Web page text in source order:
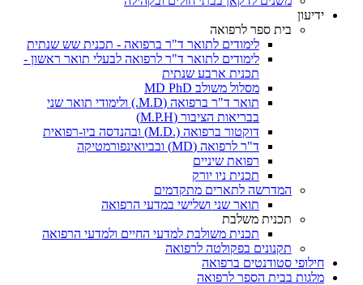
ידיעון
בית ספר לרפואה
לימודים לתואר ד"ר ברפואה - תכנית שש שנתית
לימודים לתואר ד"ר לרפואה לבעלי תואר ראשון -
תכנית ארבע שנתית
מסלול משולב MD PhD
תואר ד"ר ברפואה (M.D.) ולימודי תואר שני
בבריאות הציבור (M.P.H)
דוקטור ברפואה (.M.D) ובהנדסה ביו-רפואית
ד"ר לרפואה (MD) ובביואינפורמטיקה
רפואת שיניים
תכנית ניו יורק
המדרשה לתארים מתקדמים
תואר שני ושלישי במדעי הרפואה
תכנית משלבת
תכנית משולבת למדעי החיים ולמדעי הרפואה
תקנונים בפקולטה לרפואה
חילופי סטודנטים ברפואה
מלגות בבית הספר לרפואה